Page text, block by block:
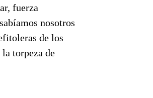
fuerza
nosotros
de los
torpeza de